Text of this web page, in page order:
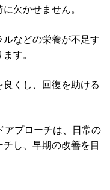
欠かせません。
などの栄養が不足す
す。
くし、回復を助ける
プローチは、日常の
し、早期の改善を目